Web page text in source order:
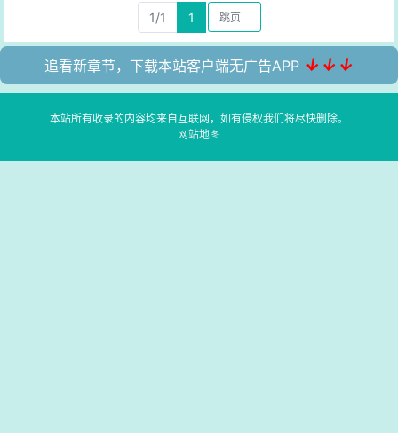
1/1 1
追看新章节，下载本站客户端无广告APP ↓↓↓
本站所有收录的内容均来自互联网，如有侵权我们将尽快删除。
网站地图